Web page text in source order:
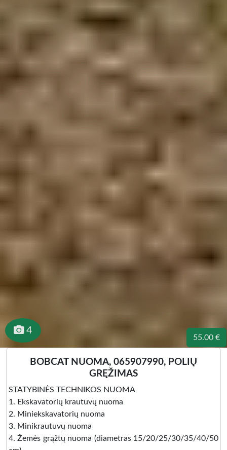
55.00 €
4
BOBCAT NUOMA, 065907990, POLIŲ
GRĘŽIMAS
STATYBINĖS TECHNIKOS NUOMA
1. Ekskavatorių krautuvų nuoma
2. Miniekskavatorių nuoma
3. Minikrautuvų nuoma
4. Žemės grąžtų nuoma (diametras 15/20/25/30/35/40/50